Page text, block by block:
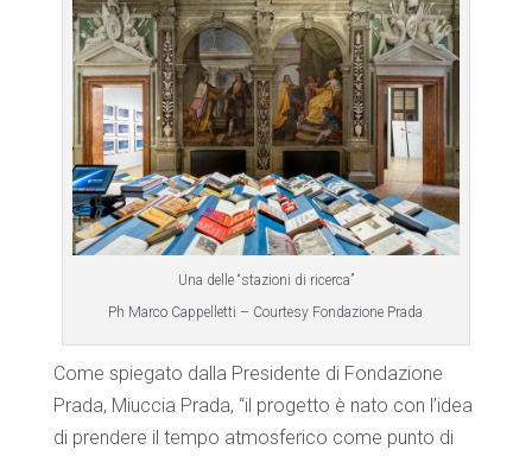
Una delle “stazioni di ricerca”
Ph Marco Cappelletti – Courtesy Fondazione Prada
Come spiegato dalla Presidente di Fondazione
Prada, Miuccia Prada, “il progetto è nato con l’idea
di prendere il tempo atmosferico come punto di